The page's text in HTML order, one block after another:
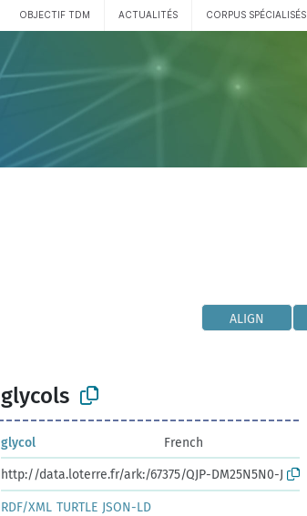
OBJECTIF TDM ACTUALITÉS CORPUS SPÉCIALISÉS
ALIGN
glycols
glycol
French
http://data.loterre.fr/ark:/67375/QJP-DM25N5N0-J
RDF/XML TURTLE JSON-LD